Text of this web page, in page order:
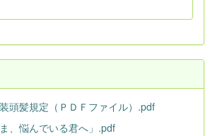
頭髪規定（ＰＤＦファイル）.pdf
、悩んでいる君へ」.pdf